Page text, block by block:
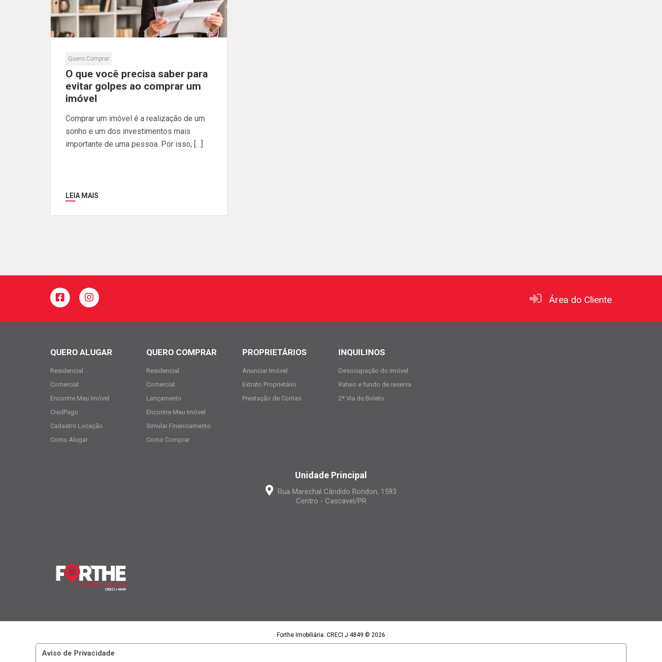
Aviso de Privacidade
Quero Comprar
O que você precisa saber para
evitar golpes ao comprar um
imóvel
Comprar um imóvel é a realização de um
sonho e um dos investimentos mais
importante de uma pessoa. Por isso, […]
LEIA MAIS
Área do Cliente
QUERO ALUGAR
Residencial
Comercial
Encontre Meu Imóvel
CredPago
Cadastro Locação
Como Alugar
QUERO COMPRAR
Residencial
Comercial
Lançamento
Encontre Meu Imóvel
Simular Financiamento
Como Comprar
PROPRIETÁRIOS
Anunciar Imóvel
Extrato Proprietário
Prestação de Contas
INQUILINOS
Desocupação do imóvel
Rateio e fundo de reserva
2ª Via de Boleto
Unidade Principal
Rua Marechal Cândido Rondon, 1593
Centro - Cascavel/PR
Forthe Imobiliária. CRECI J 4849 © 2026
Forthe Imobiliária LTDA | CNPJ 15.395.886/0001-97